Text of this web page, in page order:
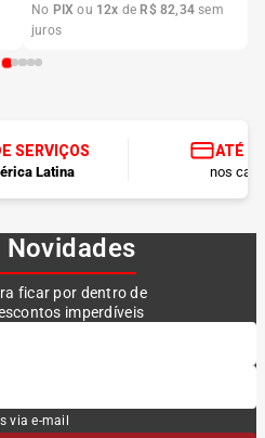
No PIX ou 12x de R$ 82,34 sem
juros
SERVIÇOS
Latina
ATÉ
nos
Novidades
ficar por dentro de
imperdíveis
via e-mail